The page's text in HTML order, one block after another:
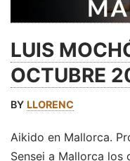
LUIS
OCTUBRE
BY LLORENC
Aikido en Mallorca.
Sensei a Mallorca los